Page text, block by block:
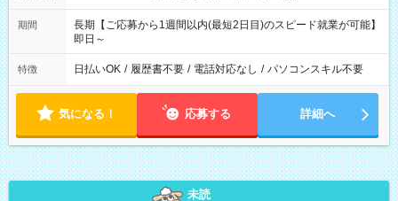
期間
長期【ご応募から1週間以内(最短2日目)のスピード就業が可能】
即日～
特徴 日払いOK / 履歴書不要 / 電話対応なし / パソコンスキル不要
気になる！ 応募する 詳細へ
未読